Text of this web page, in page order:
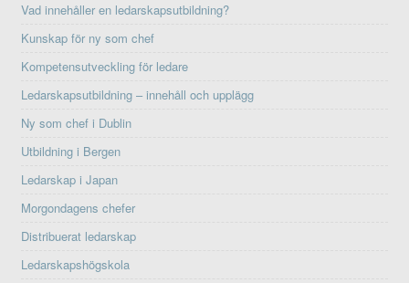
Vad innehåller en ledarskapsutbildning?
Kunskap för ny som chef
Kompetensutveckling för ledare
Ledarskapsutbildning – innehåll och upplägg
Ny som chef i Dublin
Utbildning i Bergen
Ledarskap i Japan
Morgondagens chefer
Distribuerat ledarskap
Ledarskapshögskola